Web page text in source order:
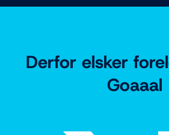
Derfor elsker
Goaaal